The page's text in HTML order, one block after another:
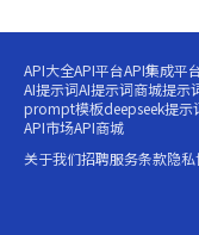
API大全API平台API集成平
AI提示词AI提示词商城提示
prompt模板deepseek提示
API市场API商城
关于我们招聘服务条款隐私